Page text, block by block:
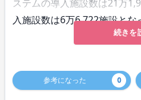
ステムの導入施設数は21万
入施設数は6万6,722施設とな
続きを
参考になった 0